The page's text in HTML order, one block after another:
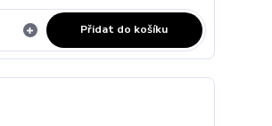
Přidat do košíku